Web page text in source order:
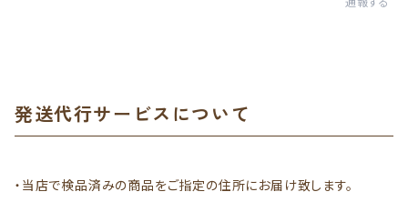
発送代行サービスについて
・当店で検品済みの商品をご指定の住所にお届け致します。